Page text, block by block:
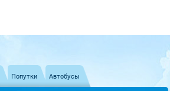
Попутки Автобусы